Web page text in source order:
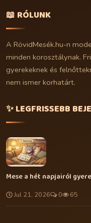
📖 RÓLUNK
A RövidMesék.hu-n
minden korosztálynak.
gyerekeknek és
nem ismer korhatárt.
✨ LEGFRISSEBB
Mese a hét napjairól
Jul 21, 2026 0 65